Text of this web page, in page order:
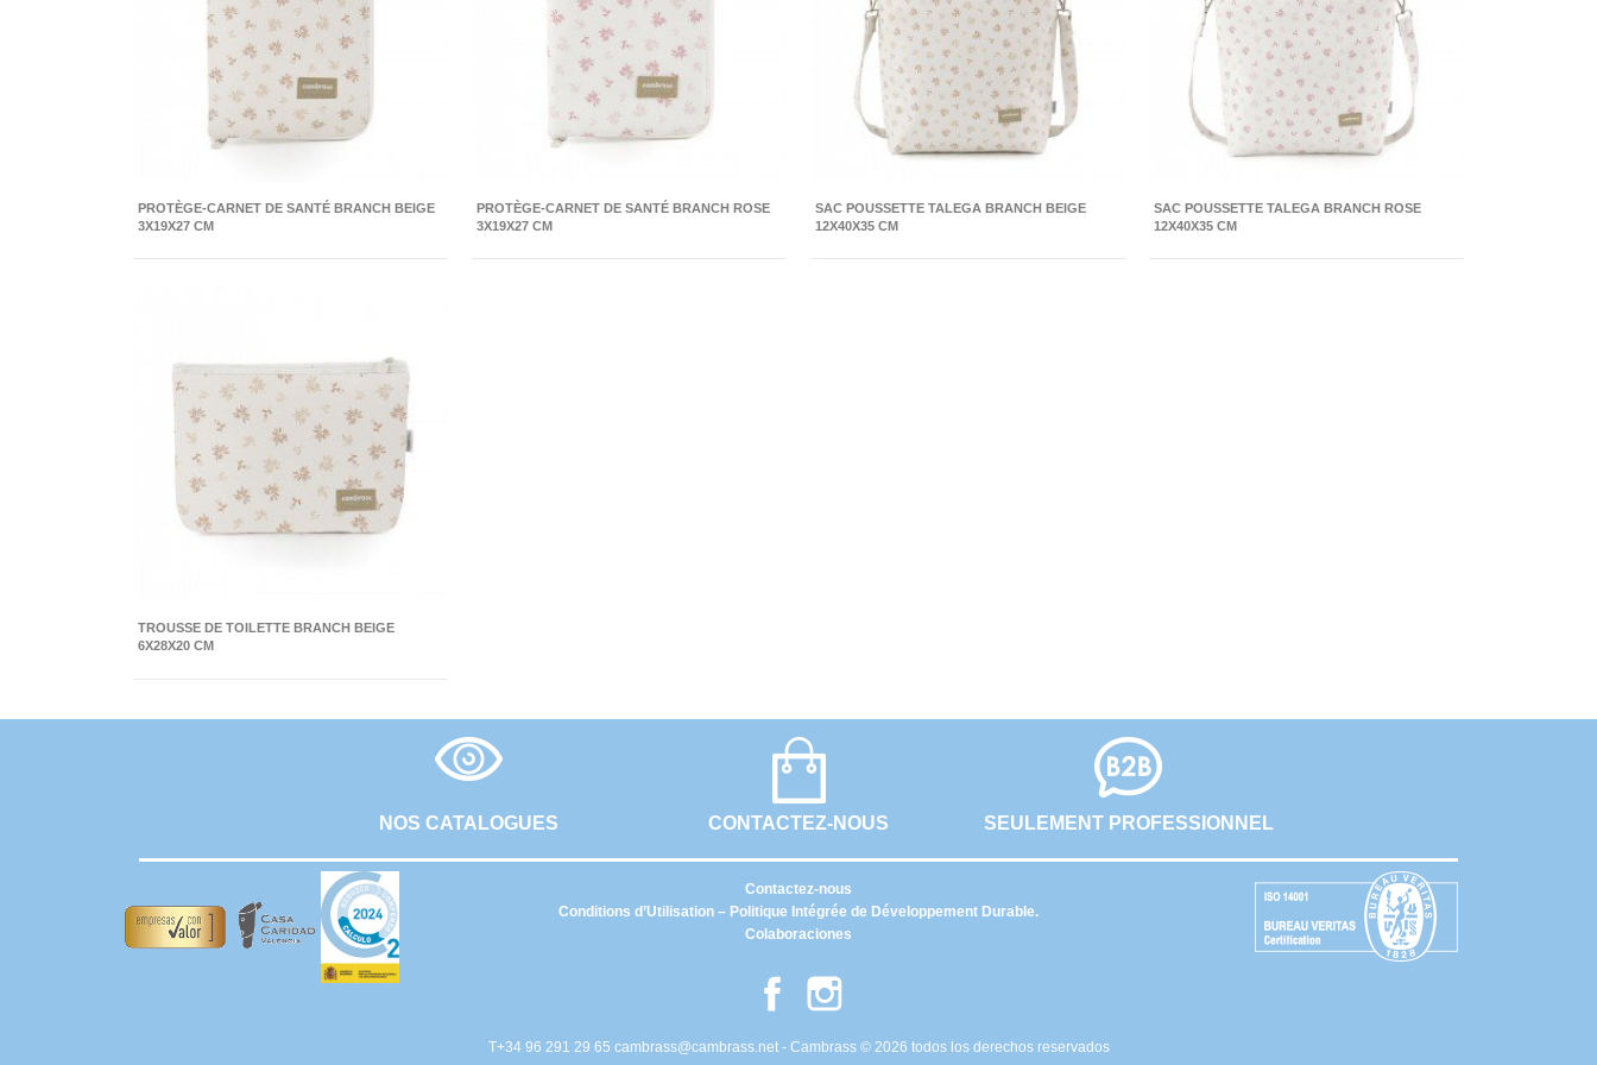
PROTÈGE-CARNET DE SANTÉ BRANCH BEIGE
3X19X27 CM
PROTÈGE-CARNET DE SANTÉ BRANCH ROSE
3X19X27 CM
SAC POUSSETTE TALEGA BRANCH BEIGE
12X40X35 CM
SAC POUSSETTE TALEGA BRANCH ROSE
12X40X35 CM
TROUSSE DE TOILETTE BRANCH BEIGE
6X28X20 CM
NOS CATALOGUES CONTACTEZ-NOUS SEULEMENT PROFESSIONNEL
Conditions d’Utilisation – Politique Intégrée de Développement Durable.
Colaboraciones
Contactez-nous
Facebook
T+34 96 291 29 65 cambrass@cambrass.net - Cambrass © 2026 todos los derechos reservados